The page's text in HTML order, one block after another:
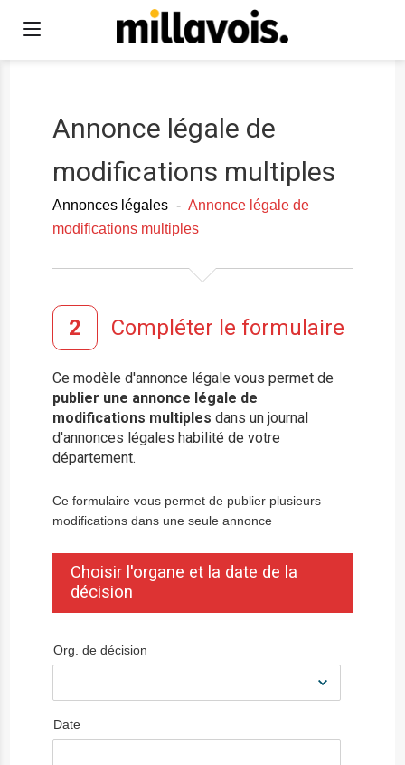
Annonce légale de
modifications multiples
Annonces légales - Annonce légale de
modifications multiples
Compléter le formulaire
Ce modèle d'annonce légale vous permet de
publier une annonce légale de
modifications multiples dans un journal
d'annonces légales habilité de votre
département.
Ce formulaire vous permet de publier plusieurs
modifications dans une seule annonce
Choisir l'organe et la date de la
décision
Org. de décision
Date